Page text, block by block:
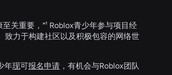
关重要，”¹ Roblox青少年参与项目经
致力于构建社区以及积极包容的网络世
年现可报名申请 ，有机会与Roblox团队